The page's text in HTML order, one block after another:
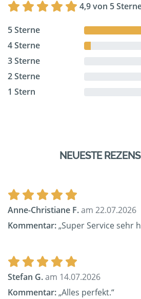
4,9 von 5
5 Sterne
4 Sterne
3 Sterne
2 Sterne
1 Stern
NEUESTE
Anne-Christiane F.am 22.07.2026
Kommentar:„Super Service sehr
Stefan G.am 14.07.2026
Kommentar:„Alles perfekt.“